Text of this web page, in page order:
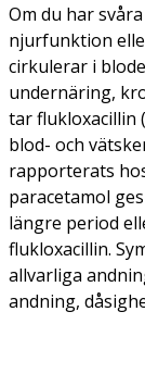
Om du har
njurfunktion
cirkulerar i
undernäring,
tar flukloxacillin
blod- och
rapporterats
paracetamol
längre period
flukloxacillin.
allvarliga
andning,